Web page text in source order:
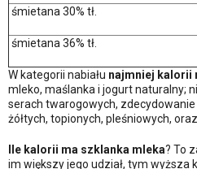
śmietana 30% tł.
śmietana 36% tł.
W kategorii nabiału najmniej kalorii
mleko, maślanka i jogurt naturalny;
serach twarogowych,
żółtych, topionych, pleśniowych,
Ile kalorii ma szklanka mleka? To
im większy jego udział, tym wyższa